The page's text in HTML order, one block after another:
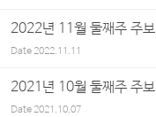
2022년 11월 둘째주 주보
Date2022.11.11
2021년 10월 둘째주 주보
Date2021.10.07